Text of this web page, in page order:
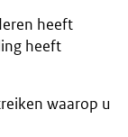
heeft
heeft
waarop u